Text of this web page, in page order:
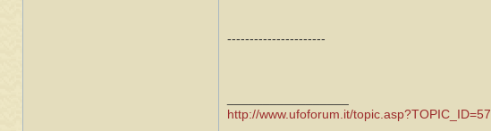
----------------------
http://www.ufoforum.it/topic.asp?TOPIC_ID=57